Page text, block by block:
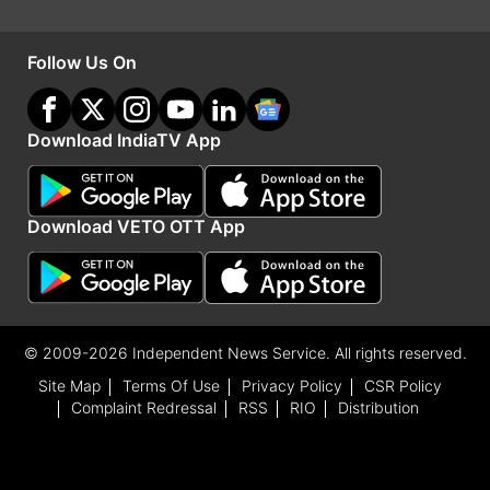
लायक नहीं है, गुंडा है, हत्यारा है, षड्यंत्रकारी है।
उसने विद्यार्थियों को छला है, उसने BPSC मामले में क्या
कहा था, हमारे पास सबूत हैं, लेकिन जब मामला कोर्ट में
गया तो उसने कोई सबूत नहीं दिया। -रौशन आनंद,
डायरेक्टर, ज्ञान बिंदु GS एकेडमी
Advertisement
Follow Us On
Download IndiaTV App
Download VETO OTT App
© 2009-2026 Independent News Service. All rights reserved.
Site Map
Terms Of Use Privacy Policy
CSR Policy
Complaint Redressal
RSS RIO Distribution